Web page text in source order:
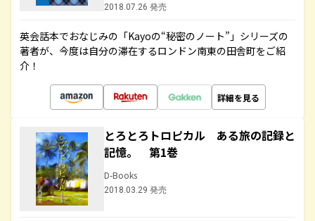
2018.07.26 発売
英会話本でおなじみの「Kayoの“秘密のノート”」シリーズの
著者が、今度は自分の滞在するロンドン南東の田舎町をご紹
介！
詳細を見る
とろとろトロピカル ある旅の記録と
記憶。 第1巻
D-Books
2018.03.29 発売